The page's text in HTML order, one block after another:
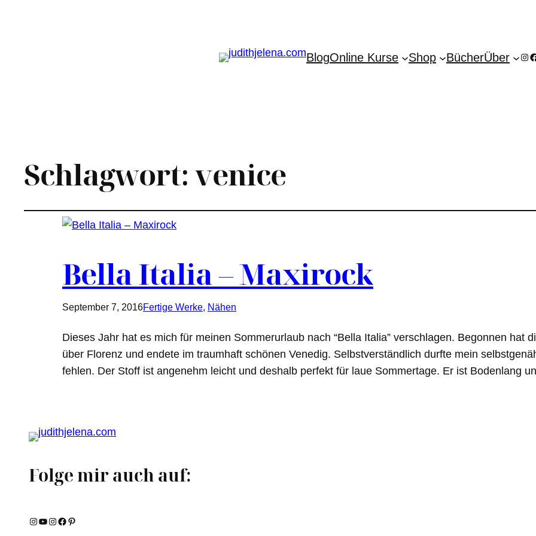
BlogOnline Kurse Shop BücherÜber
Schlagwort:venice
Bella Italia – Maxirock
September 7, 2016Fertige Werke, Nähen
Dieses Jahr hat es mich für meinen Sommerurlaub nach “Bella Italia” verschlagen. Begonnen hat
über Florenz und endete im traumhaft schönen Venedig. Selbstverständlich durfte mein
fehlen. Der Stoff ist angenehm leicht und deshalb perfekt für laue Sommertage. Er ist Bodenlang
Folge mir auch auf:
Instagram YouTube Instagram Facebook Pinterest